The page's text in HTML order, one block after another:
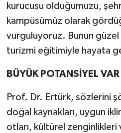
kurucusu olduğumuzu,
kampüsümüz olarak
vurguluyoruz. Bunun güzel
turizmi eğitimiyle hayata
BÜYÜK POTANSİYEL VAR
Prof. Dr. Ertürk, sözlerini
doğal kaynakları, uygun
otları, kültürel zenginlikleri